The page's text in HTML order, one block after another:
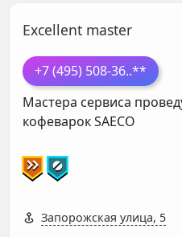
Excellent master
+7 (495) 508-36..**
Мастера сервиса
кофеварокSAECO
Запорожская улица, 5